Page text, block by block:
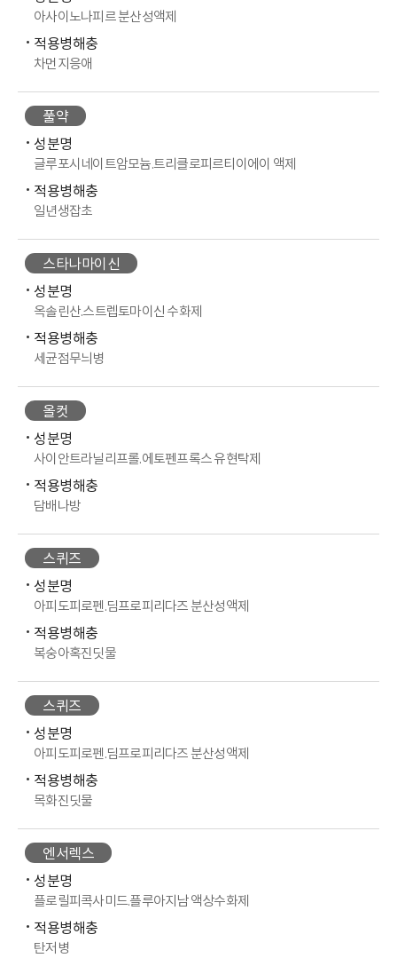
아사이노나피르 분산성액제
적용병해충
차먼지응애
풀약
성분명
글루포시네이트암모늄.트리클로피르티이에이 액제
적용병해충
일년생잡초
스타나마이신
성분명
옥솔린산.스트렙토마이신 수화제
적용병해충
세균점무늬병
올컷
성분명
사이안트라닐리프롤.에토펜프록스 유현탁제
적용병해충
담배나방
스퀴즈
성분명
아피도피로펜.딤프로피리다즈 분산성액제
적용병해충
복숭아혹진딧물
스퀴즈
성분명
아피도피로펜.딤프로피리다즈 분산성액제
적용병해충
목화진딧물
엔서렉스
성분명
플로릴피콕사미드.플루아지남 액상수화제
적용병해충
탄저병